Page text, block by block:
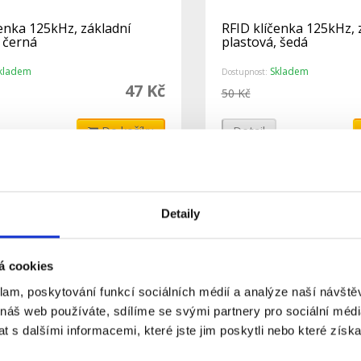
Detaily
cookies
poskytování funkcí sociálních médií a analýze naší
web používáte, sdílíme se svými partnery pro sociální
s dalšími informacemi, které jste jim poskytli nebo které
125kHz, základní
47 Kč
Do košíku
RFID klíčenka 125kHz,
plastová, šedá
Dostupnost: Skladem
50 Kč
Detail